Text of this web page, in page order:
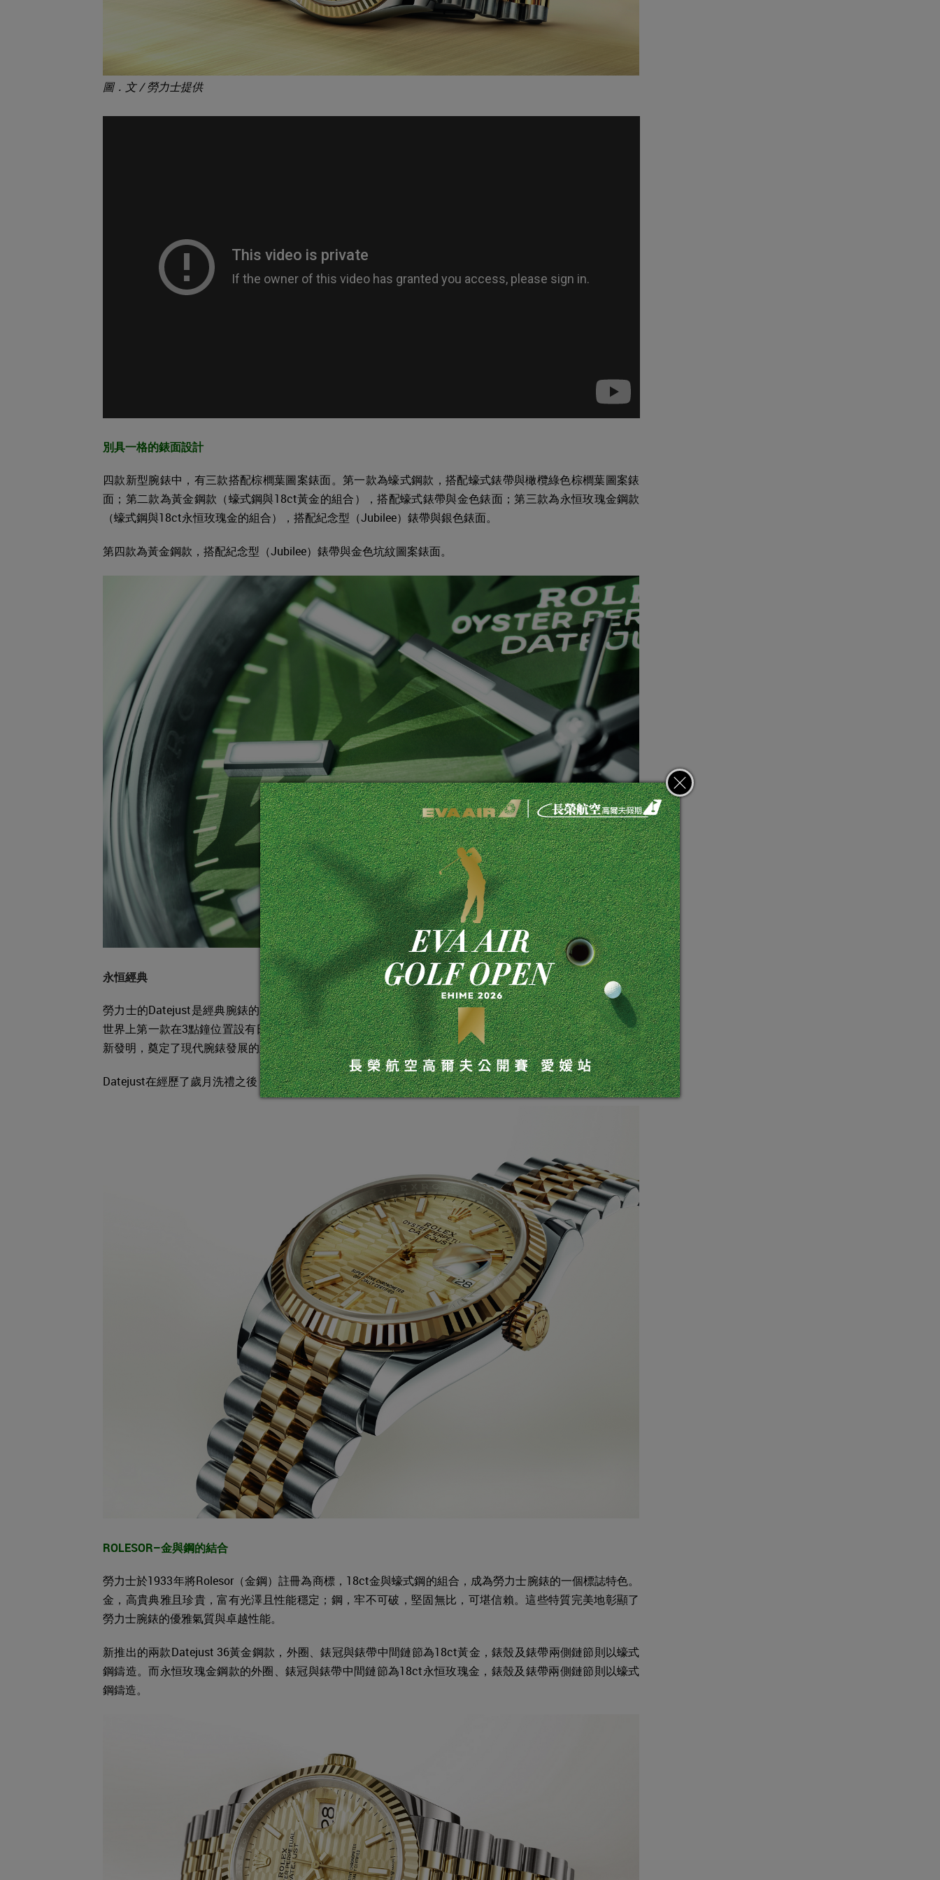
圖．文 / 勞力士提供
別具一格的錶面設計
四款新型腕錶中，有三款搭配棕櫚葉圖案錶面。第一款為蠔式鋼款，搭配蠔式錶帶與橄欖綠色棕櫚葉圖案錶
面；第二款為黃金鋼款（蠔式鋼與18ct黃金的組合），搭配蠔式錶帶與金色錶面；第三款為永恒玫瑰金鋼款
（蠔式鋼與18ct永恒玫瑰金的組合），搭配紀念型（Jubilee）錶帶與銀色錶面。
第四款為黃金鋼款，搭配紀念型（Jubilee）錶帶與金色坑紋圖案錶面。
永恒經典
勞力士的Datejust是經典腕錶的典範，不論是功能還是美學風格，都歷久常新。這款腕錶於1945年問世，是
世界上第一款在3點鐘位置設有日曆窗的自動上鏈防水天文台認證腕錶。這款腕錶匯聚勞力士當時所有重大創
新發明，奠定了現代腕錶發展的里程碑。
Datejust在經歷了歲月洗禮之後，仍然保持恒久的美學風格，因此成為最容易辨識的腕錶之一。
ROLESOR–金與鋼的結合
勞力士於1933年將Rolesor（金鋼）註冊為商標，18ct金與蠔式鋼的組合，成為勞力士腕錶的一個標誌特色。
金，高貴典雅且珍貴，富有光澤且性能穩定；鋼，牢不可破，堅固無比，可堪信賴。這些特質完美地彰顯了
勞力士腕錶的優雅氣質與卓越性能。
新推出的兩款Datejust 36黃金鋼款，外圈、錶冠與錶帶中間鏈節為18ct黃金，錶殼及錶帶兩側鏈節則以蠔式
鋼鑄造。而永恒玫瑰金鋼款的外圈、錶冠與錶帶中間鏈節為18ct永恒玫瑰金，錶殼及錶帶兩側鏈節則以蠔式
鋼鑄造。